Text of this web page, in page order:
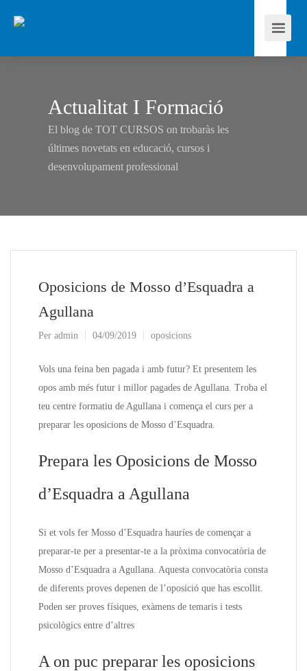
Actualitat I Formació
El blog de TOT CURSOS on trobaràs les
últimes novetats en educació, cursos i
desenvolupament professional
Oposicions de Mosso d’Esquadra a
Agullana
Per admin 04/09/2019 oposicions
Vols una feina ben pagada i amb futur? Et presentem les
opos amb més futur i millor pagades de Agullana. Troba el
teu centre formatiu de Agullana i comença el curs per a
preparar les oposicions de Mosso d’Esquadra.
Prepara les Oposicions de Mosso
d’Esquadra a Agullana
Si et vols fer Mosso d’Esquadra hauríes de començar a
preparar-te per a presentar-te a la pròxima convocatòria de
Mosso d’Esquadra a Agullana. Aquesta convocatòria consta
de diferents proves depenen de l’oposició que has escollit.
Poden ser proves físiques, exàmens de temaris i tests
psicològics entre d’altres
A on puc preparar les oposicions